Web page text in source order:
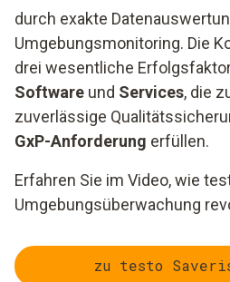
durch exakte
Umgebungsmonitoring. Die
drei wesentliche
Software und Services, die
zuverlässige
GxP-Anforderung erfüllen.
Erfahren Sie im Video, wie
Umgebungsüberwachung
zu testo